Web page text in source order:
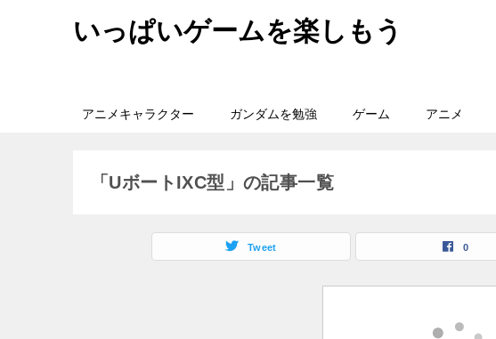
いっぱいゲームを楽しもう
アニメキャラクター ガンダムを勉強 ゲーム アニメ
「UボートIXC型」の記事一覧
Tweet 0